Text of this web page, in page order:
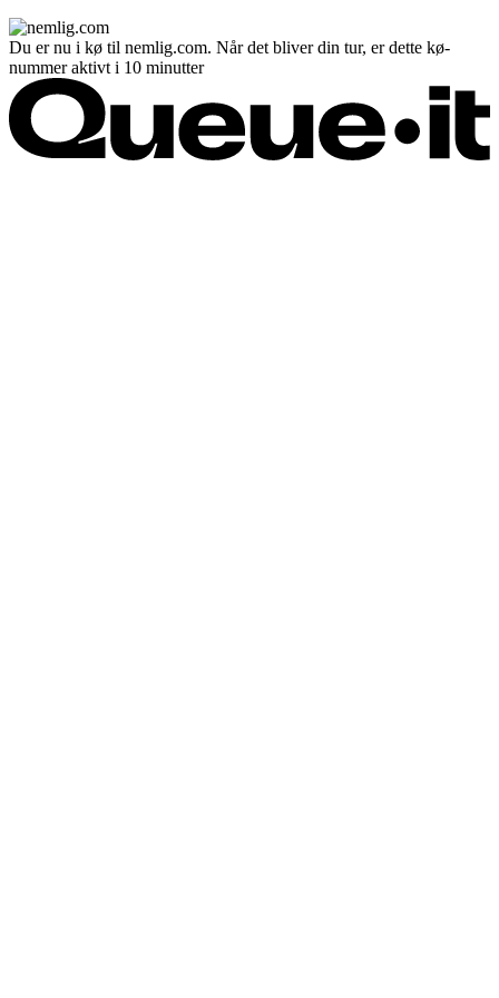
Du er nu i kø til nemlig.com. Når det bliver din tur, er dette kø-
nummer aktivt i 10 minutter